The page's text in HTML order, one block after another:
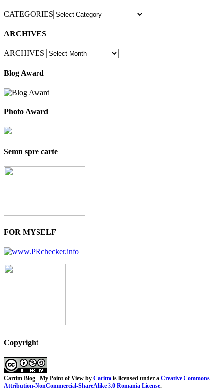
CATEGORIES
ARCHIVES
ARCHIVES
Blog Award
Photo Award
Semn spre carte
FOR MYSELF
Copyright
Cartim Blog - My Point of View by Caritm is licensed under a Creative Commons
Attribution-NonCommercial-ShareAlike 3.0 Romania License.